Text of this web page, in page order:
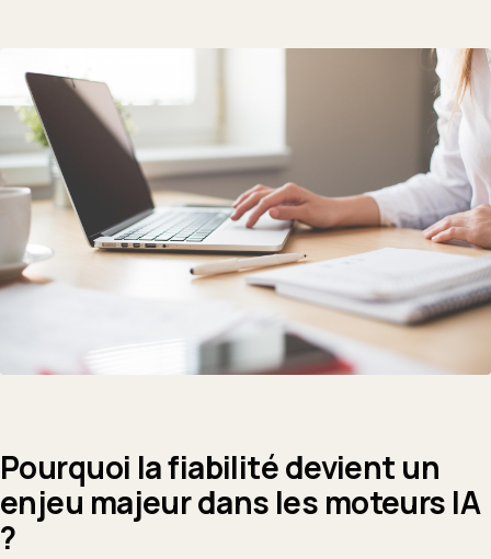
Pourquoi la fiabilité devient un
enjeu majeur dans les moteurs IA
?